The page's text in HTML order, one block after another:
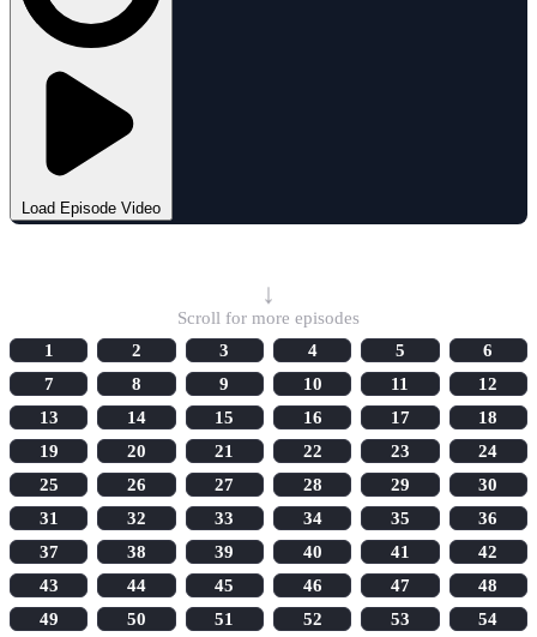
Load Episode Video
↓
Scroll for more episodes
1
2 3 4 5
6
7
8 9 10 11
12
13
14 15 16 17
18
19
20 21 22 23
24
25
26 27 28 29
30
31
32 33 34 35
36
37
38 39 40 41
42
43
44 45 46 47
48
49
50 51 52 53
54